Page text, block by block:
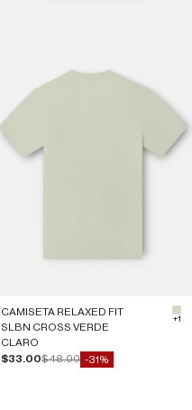
CAMISETA RELAXED FIT
SLBN CROSS VERDE
CLARO
Precio de oferta
$33.00Precio normal
$48.00 -31%
+1